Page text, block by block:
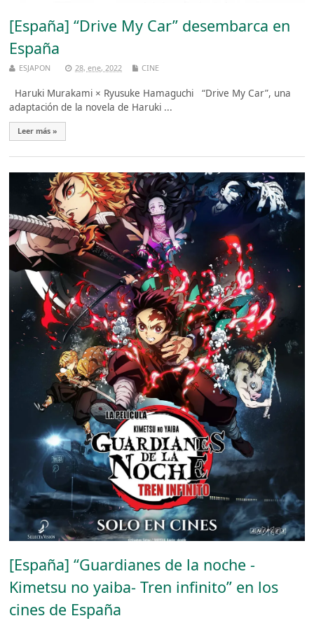
[España] “Drive My Car” desembarca en
España
ESJAPON 28, ene, 2022 CINE
Haruki Murakami × Ryusuke Hamaguchi “Drive My Car”, una
adaptación de la novela de Haruki ...
Leer más »
[España] “Guardianes de la noche -
Kimetsu no yaiba- Tren infinito” en los
cines de España